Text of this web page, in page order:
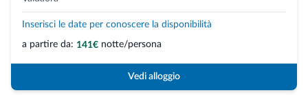
Inserisci le date per conoscere la disponibilità
a partire da: 141€ notte/persona
Vedi alloggio